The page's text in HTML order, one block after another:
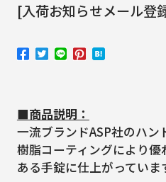
[入荷お知らせメール登
■商品説明：
一流ブランドASP社のハン
樹脂コーティングにより
ある手錠に仕上がっていま